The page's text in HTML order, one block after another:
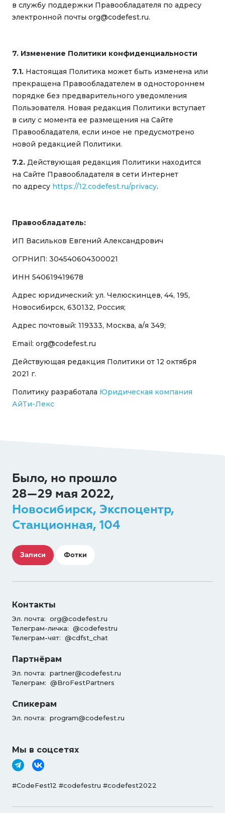
в службу поддержки Правообладателя по адресу
электронной почты org@codefest.ru.
7. Изменение Политики конфиденциальности
7.1. Настоящая Политика может быть изменена или
прекращена Правообладателем в одностороннем
порядке без предварительного уведомления
Пользователя. Новая редакция Политики вступает
в силу с момента ее размещения на Сайте
Правообладателя, если иное не предусмотрено
новой редакцией Политики.
7.2. Действующая редакция Политики находится
на Сайте Правообладателя в сети Интернет
по адресу https://12.codefest.ru/privacy.
Правообладатель:
ИП Васильков Евгений Александрович
ОГРНИП: 304540604300021
ИНН 540619419678
Адрес юридический: ул. Челюскинцев, 44, 195,
Новосибирск, 630132, Россия;
Адрес почтовый: 119333, Москва, а/я 349;
Email: org@codefest.ru
Действующая редакция Политики от 12 октября
2021 г.
Политику разработала Юридическая компания
АйТи-Лекс
Было, но прошло
28—29 мая 2022,
Новосибирск, Экспоцентр,
Станционная, 104
Записи Фотки
Контакты
Эл. почта: org@codefest.ru
Телеграм-личка: @codefestru
Телеграм-чят: @cdfst_chat
Партнёрам
Эл. почта: partner@codefest.ru
Телеграм: @BroFestPartners
Спикерам
Эл. почта: program@codefest.ru
Мы в соцсетях
#CodeFest12 #codefestru #codefest2022